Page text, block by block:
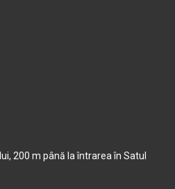
200 m până la întrarea în Satul